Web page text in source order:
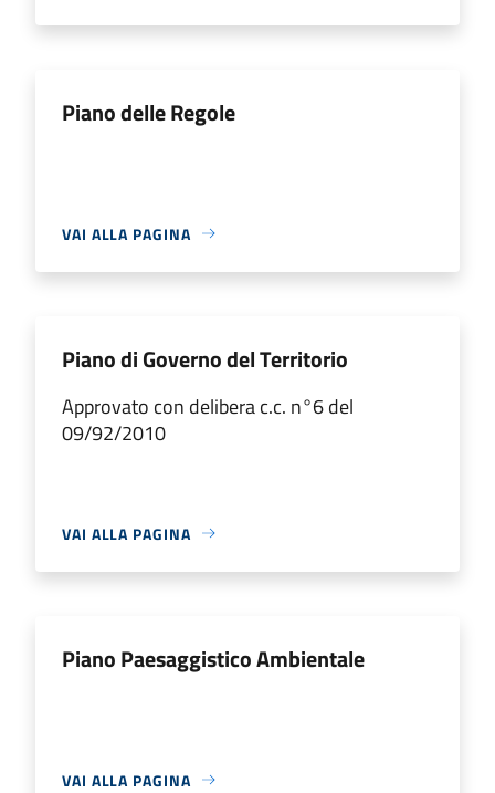
Piano delle Regole
VAI ALLA PAGINA
Piano di Governo del Territorio
Approvato con delibera c.c. n°6 del
09/92/2010
VAI ALLA PAGINA
Piano Paesaggistico Ambientale
VAI ALLA PAGINA